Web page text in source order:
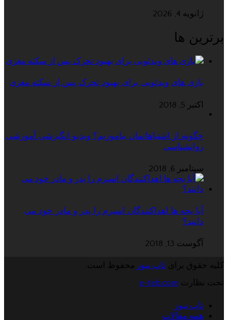
ژانویه 4, 2026
برترین ها
بازی های ویدئویی برای بهبود تحرک پس از سکته مغزی
اکتبر 5, 2018
چگونه از اشتباهاتمان بیاموزیم؟ ویدیو انگیزشی آموزشی
روانشناسی
سپتامبر 6, 2018
آیا بچه ها اهداکنندگان اسپرم را پدر و مادر خود می
دانند؟
آگوست 13, 2018
کلیه حقوق برای تاپ نیوز
محفوظ است.
تحت نظارت e-teb.com
تاپ نیوز
همه مقالات